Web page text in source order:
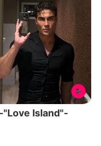
"Love Island"-